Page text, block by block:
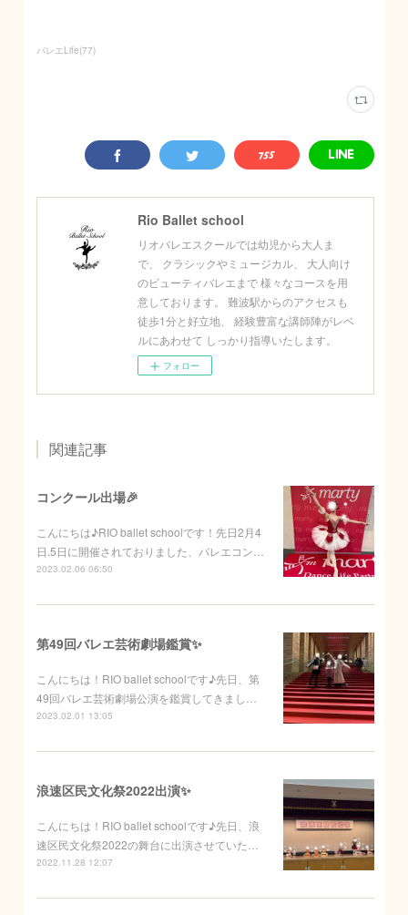
バレエLife(77)
Rio Ballet school
リオバレエスクールでは幼児から大人ま
で、 クラシックやミュージカル、 大人向け
のビューティバレエまで 様々なコースを用
意しております。 難波駅からのアクセスも
徒歩1分と好立地、 経験豊富な講師陣がレベ
ルにあわせて しっかり指導いたします。
フォロー
関連記事
コンクール出場🎉
こんにちは♪RIO ballet schoolです！先日2月4
日.5日に開催されておりました、バレエコン…
2023.02.06 06:50
第49回バレエ芸術劇場鑑賞✨
こんにちは！RIO ballet schoolです♪先日、第
49回バレエ芸術劇場公演を鑑賞してきまし…
2023.02.01 13:05
浪速区民文化祭2022出演✨
こんにちは！RIO ballet schoolです♪先日、浪
速区民文化祭2022の舞台に出演させていた…
2022.11.28 12:07